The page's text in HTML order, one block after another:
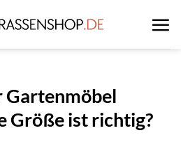
Gartenmöbel
Größe ist richtig?